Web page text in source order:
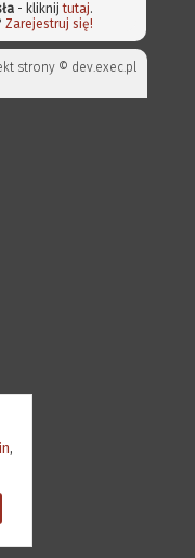
,
- kliknijtutaj.
Zarejestruj się!
strony © dev.exec.pl